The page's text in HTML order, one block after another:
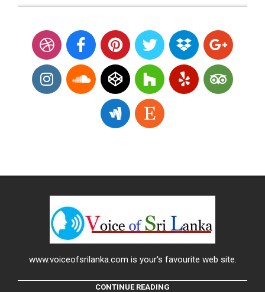
www.voiceofsrilanka.com is your's favourite web site.
CONTINUE READING